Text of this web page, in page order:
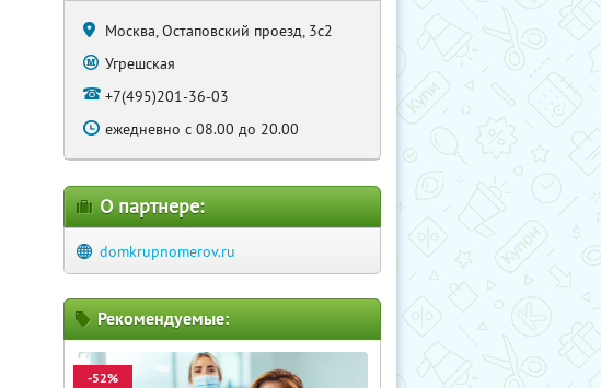
Москва, Остаповский проезд, 3с2
Угрешская
+7(495)201-36-03
ежедневно с 08.00 до 20.00
О партнере:
domkrupnomerov.ru
Рекомендуемые:
-52%